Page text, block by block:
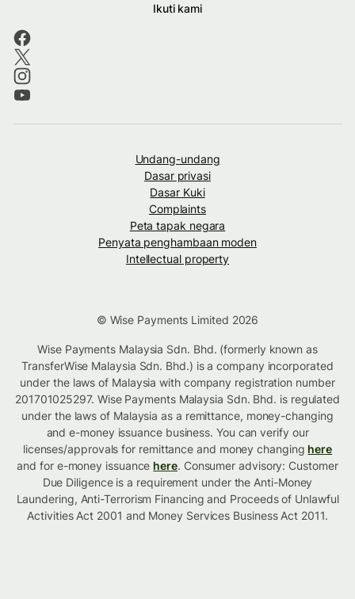
Ikuti kami
Undang-undang
Dasar privasi
Dasar Kuki
Complaints
Peta tapak negara
Penyata penghambaan moden
Intellectual property
© Wise Payments Limited 2026
Wise Payments Malaysia Sdn. Bhd. (formerly known as
TransferWise Malaysia Sdn. Bhd.) is a company incorporated
under the laws of Malaysia with company registration number
201701025297. Wise Payments Malaysia Sdn. Bhd. is regulated
under the laws of Malaysia as a remittance, money-changing
and e-money issuance business. You can verify our
licenses/approvals for remittance and money changing here
and for e-money issuance here. Consumer advisory: Customer
Due Diligence is a requirement under the Anti-Money
Laundering, Anti-Terrorism Financing and Proceeds of Unlawful
Activities Act 2001 and Money Services Business Act 2011.